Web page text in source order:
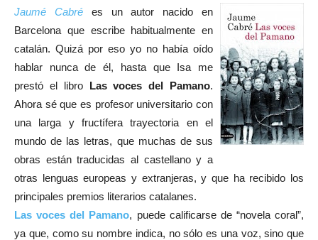
Jaumé Cabrées un autor nacido en
Barcelona que escribe habitualmente en
catalán. Quizá por eso yo no había oído
hablar nunca de él, hasta que Isa me
prestó el libro Las voces del Pamano.
Ahora sé que es profesor universitario con
una larga y fructífera trayectoria en el
mundo de las letras, que muchas de sus
obras están traducidas al castellano y a
otras lenguas europeas y extranjeras, y que ha recibido los
principales premios literarios catalanes.
Las voces del Pamano, puede calificarse de “novela coral”,
ya que, como su nombre indica, no sólo es una voz, sino que